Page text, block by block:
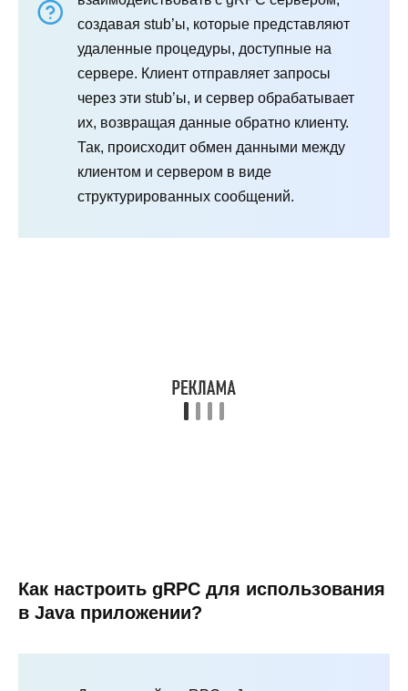
создавая stub’ы, которые представляют
удаленные процедуры, доступные на
сервере. Клиент отправляет запросы
через эти stub’ы, и сервер обрабатывает
их, возвращая данные обратно клиенту.
Так, происходит обмен данными между
клиентом и сервером в виде
структурированных сообщений.
Как настроить gRPC для использования
в Java приложении?